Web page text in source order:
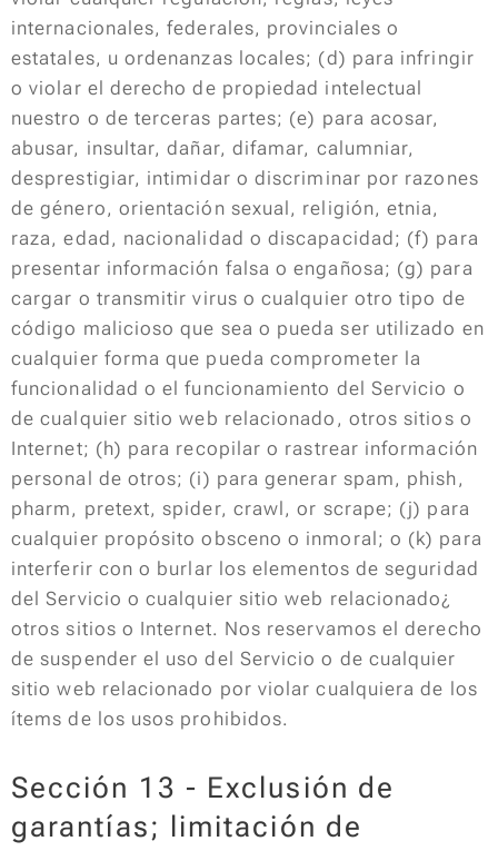
internacionales, federales, provinciales o
estatales, u ordenanzas locales; (d) para infringir
o violar el derecho de propiedad intelectual
nuestro o de terceras partes; (e) para acosar,
abusar, insultar, dañar, difamar, calumniar,
desprestigiar, intimidar o discriminar por razones
de género, orientación sexual, religión, etnia,
raza, edad, nacionalidad o discapacidad; (f) para
presentar información falsa o engañosa; (g) para
cargar o transmitir virus o cualquier otro tipo de
código malicioso que sea o pueda ser utilizado en
cualquier forma que pueda comprometer la
funcionalidad o el funcionamiento del Servicio o
de cualquier sitio web relacionado, otros sitios o
Internet; (h) para recopilar o rastrear información
personal de otros; (i) para generar spam, phish,
pharm, pretext, spider, crawl, or scrape; (j) para
cualquier propósito obsceno o inmoral; o (k) para
interferir con o burlar los elementos de seguridad
del Servicio o cualquier sitio web relacionado¿
otros sitios o Internet. Nos reservamos el derecho
de suspender el uso del Servicio o de cualquier
sitio web relacionado por violar cualquiera de los
ítems de los usos prohibidos.
Sección 13 - Exclusión de
garantías; limitación de